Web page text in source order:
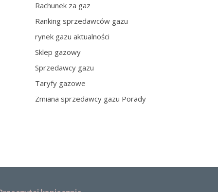
Rachunek za gaz
Ranking sprzedawców gazu
rynek gazu aktualności
Sklep gazowy
Sprzedawcy gazu
Taryfy gazowe
Zmiana sprzedawcy gazu Porady